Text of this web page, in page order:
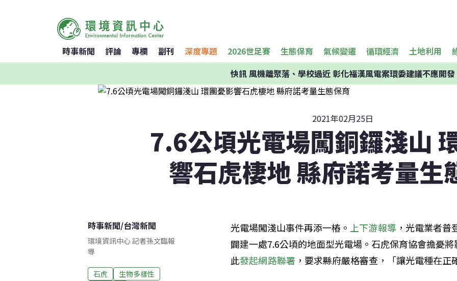
時事新聞 評論 專欄 副刊 深度專題 2026世足賽 生態保育 氣候變遷 循環經濟 土地利用
快訊風機離聚落、學校過近 彰化福漢風電案環委建議不應開發
2021年02月25日
7.6公頃光電場闖銅鑼淺山
響石虎棲地 縣府諾考量生
時事新聞/台灣新聞
環境資訊中心 記者孫文臨報
導
石虎
生物多樣性
光電場闖淺山事件再添一樁。 上下游報導 ，光電業者
闢建一處7.6公頃的地面型光電場。石虎保育協會擔憂
此發起網路聯署 ，要求縣府嚴格審查，「讓光電種在正